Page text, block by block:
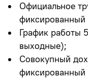
Официальное
фиксированный
График работы
выходные);
Совокупный
фиксированный